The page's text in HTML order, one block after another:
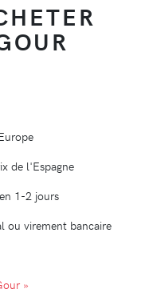
de l'Espagne
1-2 jours
ou virement bancaire
»